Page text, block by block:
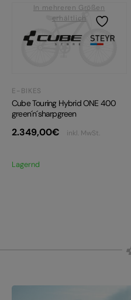
In mehreren Größen
erhältlich
E-BIKES
Cube Touring Hybrid ONE 400
green´n´sharpgreen
2.349,00€ inkl. MwSt.
Lagernd